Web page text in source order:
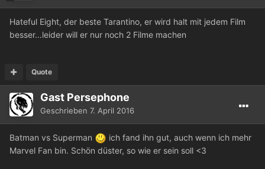
Hateful Eight, der beste Tarantino, er wird halt mit jedem Film
besser...leider will er nur noch 2 Filme machen
Quote
Gast Persephone
Geschrieben 7. April 2016
Batman vs Superman
ich fand ihn gut, auch wenn ich mehr
Marvel Fan bin. Schön düster, so wie er sein soll <3